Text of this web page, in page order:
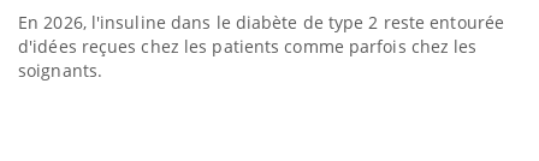
En 2026, l'insuline dans le diabète de type 2 reste entourée
d'idées reçues chez les patients comme parfois chez les
soignants.